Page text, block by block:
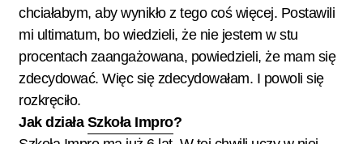
chciałabym, aby wynikło z tego coś więcej. Postawili
mi ultimatum, bo wiedzieli, że nie jestem w stu
procentach zaangażowana, powiedzieli, że mam się
zdecydować. Więc się zdecydowałam. I powoli się
rozkręciło.
Jak działa Szkoła Impro?